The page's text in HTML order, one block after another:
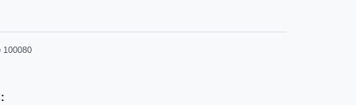
100080